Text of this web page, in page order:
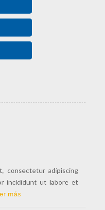
consectetur adipiscing
incididunt ut labore et
más